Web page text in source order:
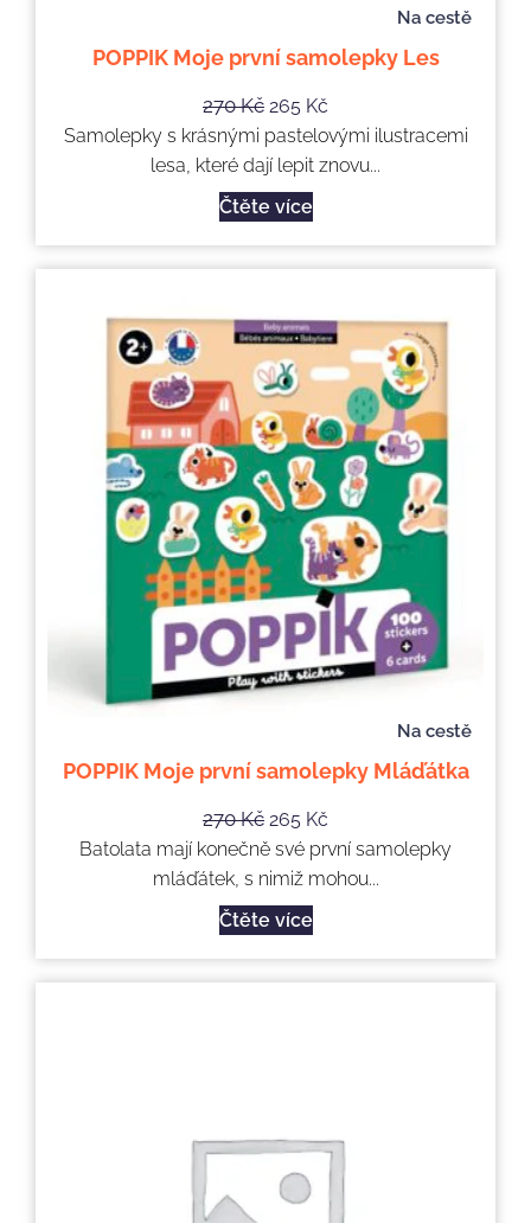
Na cestě
POPPIK Moje první samolepky Les
270Kč 265 Kč
Samolepky s krásnými pastelovými ilustracemi
lesa, které dají lepit znovu...
Čtěte více
Na cestě
POPPIK Moje první samolepky Mláďátka
270Kč 265 Kč
Batolata mají konečně své první samolepky
mláďátek, s nimiž mohou...
Čtěte více